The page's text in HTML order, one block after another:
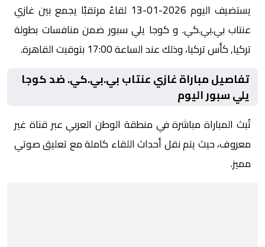
يستضيف اليوم 2026-01-13 لقاءً مرتقبًا يجمع بين غازي
عنتاب بي.بي.كي. و كوجا يلي سبور ضمن منافسات بطولة
تركيا, كأس تركيا، وذلك عند الساعة 17:00 بتوقيت القاهرة.
تفاصيل مباراة غازي عنتاب بي.بي.كي. ضد كوجا
يلي سبور اليوم
تُبث المباراة مباشرة في منطقة الوطن العربي عبر قناة غير
معروف، حيث يتم نقل أحداث اللقاء كاملة مع تعليق صوتي
مميز.